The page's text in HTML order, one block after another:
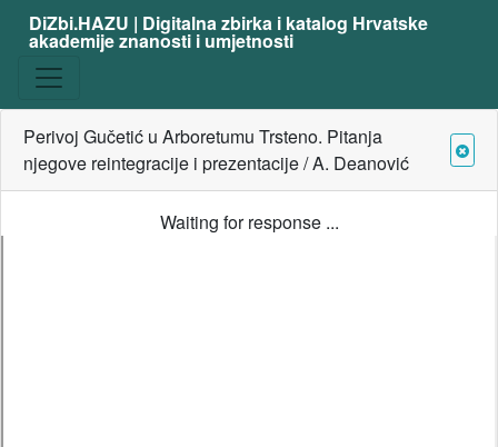
DiZbi.HAZU | Digitalna zbirka i katalog Hrvatske
akademije znanosti i umjetnosti
Perivoj Gučetić u Arboretumu Trsteno. Pitanja
njegove reintegracije i prezentacije / A. Deanović
Waiting for response ...